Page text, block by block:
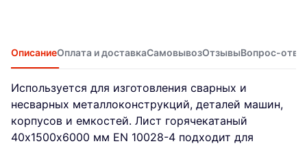
ОписаниеОплата и доставкаСамовывозОтзывыВопрос-
Используется для изготовления сварных и
несварных металлоконструкций, деталей машин,
корпусов и емкостей. Лист горячекатаный
40х1500х6000 мм EN 10028-4 подходит для